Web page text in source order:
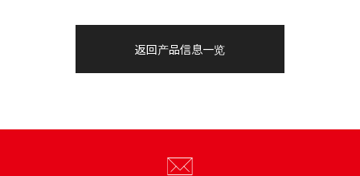
返回产品信息一览